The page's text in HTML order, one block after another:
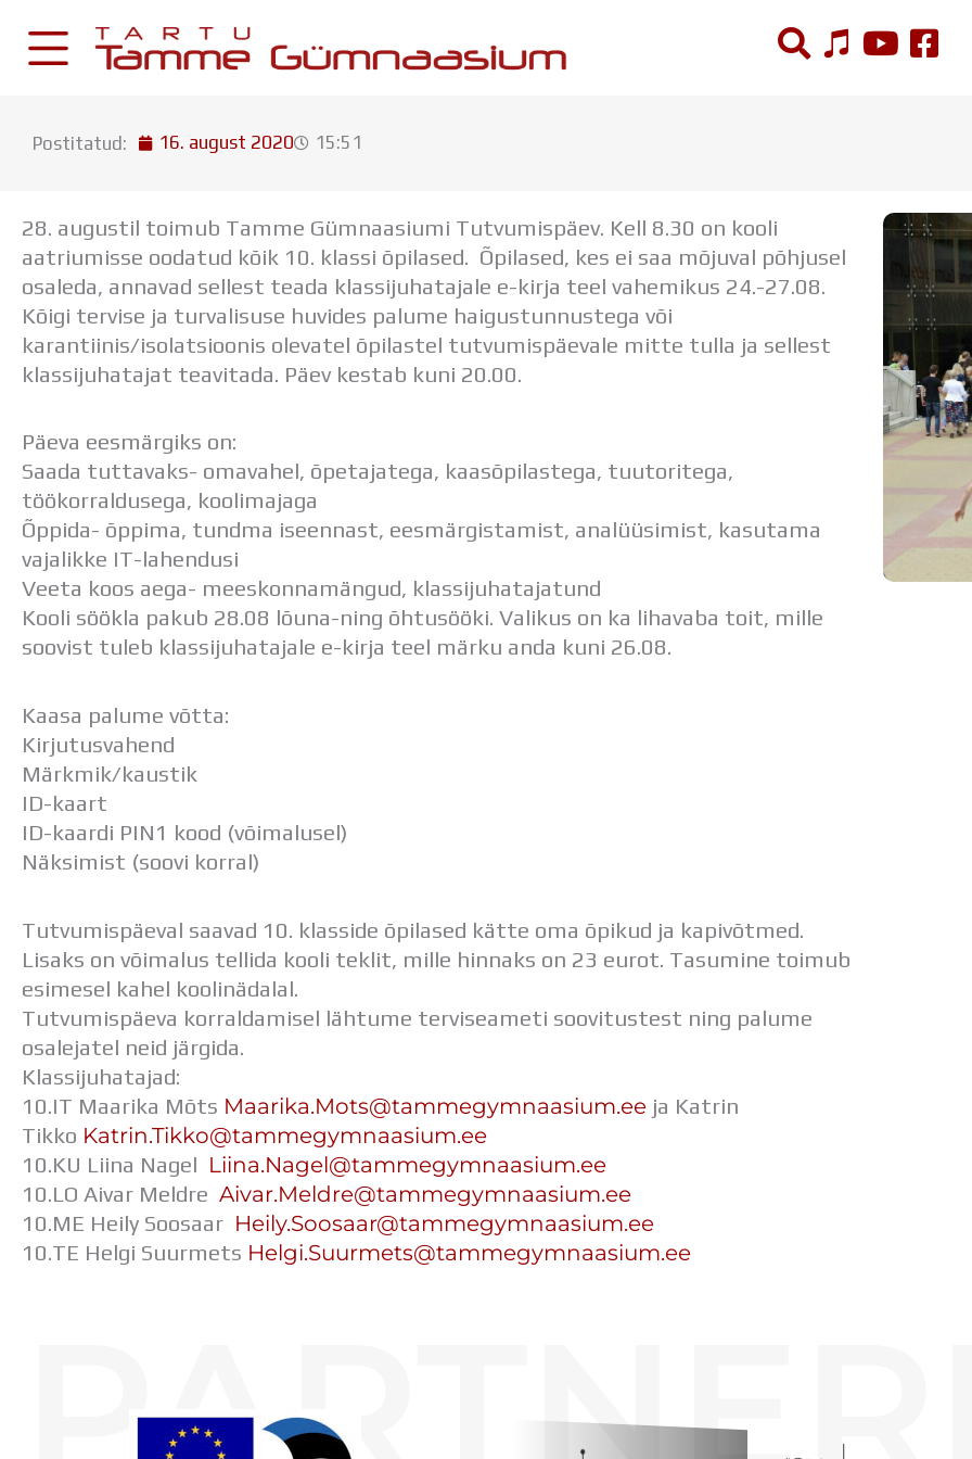
content
Postkast
Drive
Tamme TV
Tamme Leht
Kooliraadio
Aastaplaan
Õppekava
Ainepassid
Huviringid
Õpilastööd (UPT)
Postitatud: 16. august 2020 15:51
28. augustil toimub Tamme Gümnaasiumi Tutvumispäev. Kell 8.30 on kooli
aatriumisse oodatud kõik 10. klassi õpilased. Õpilased, kes ei saa mõjuval põhjusel
osaleda, annavad sellest teada klassijuhatajale e-kirja teel vahemikus 24.-27.08.
Kõigi tervise ja turvalisuse huvides palume haigustunnustega või
karantiinis/isolatsioonis olevatel õpilastel tutvumispäevale mitte tulla ja sellest
klassijuhatajat teavitada. Päev kestab kuni 20.00.
Päeva eesmärgiks on:
Saada tuttavaks- omavahel, õpetajatega, kaasõpilastega, tuutoritega,
töökorraldusega, koolimajaga
Õppida- õppima, tundma iseennast, eesmärgistamist, analüüsimist, kasutama
vajalikke IT-lahendusi
Veeta koos aega- meeskonnamängud, klassijuhatajatund
Kooli söökla pakub 28.08 lõuna-ning õhtusööki. Valikus on ka lihavaba toit, mille
soovist tuleb klassijuhatajale e-kirja teel märku anda kuni 26.08.
Kaasa palume võtta:
Kirjutusvahend
Märkmik/kaustik
ID-kaart
ID-kaardi PIN1 kood (võimalusel)
Näksimist (soovi korral)
Tutvumispäeval saavad 10. klasside õpilased kätte oma õpikud ja kapivõtmed.
Lisaks on võimalus tellida kooli teklit, mille hinnaks on 23 eurot. Tasumine toimub
esimesel kahel koolinädalal.
Tutvumispäeva korraldamisel lähtume terviseameti soovitustest ning palume
osalejatel neid järgida.
Klassijuhatajad:
10.IT Maarika Mõts Maarika.Mots@tammegymnaasium.ee ja Katrin
Tikko Katrin.Tikko@tammegymnaasium.ee
10.KU Liina Nagel Liina.Nagel@tammegymnaasium.ee
10.LO Aivar Meldre Aivar.Meldre@tammegymnaasium.ee
10.ME Heily Soosaar Heily.Soosaar@tammegymnaasium.ee
10.TE Helgi Suurmets Helgi.Suurmets@tammegymnaasium.ee